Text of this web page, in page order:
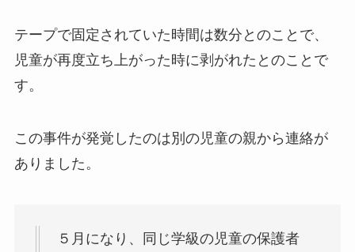
テープで固定されていた時間は数分とのことで、
児童が再度立ち上がった時に剥がれたとのことで
す。
この事件が発覚したのは別の児童の親から連絡が
ありました。
５月になり、同じ学級の児童の保護者